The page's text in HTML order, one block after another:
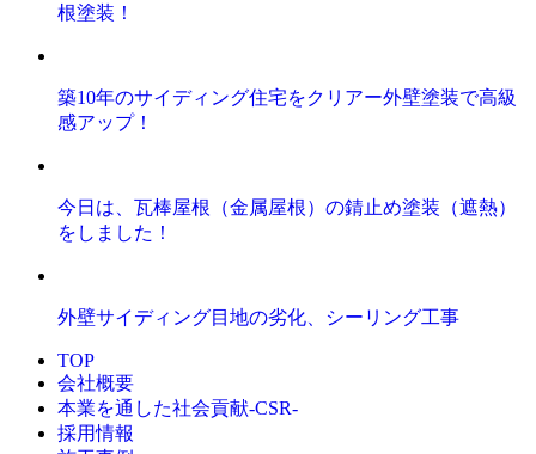
根塗装！
築10年のサイディング住宅をクリアー外壁塗装で高級
感アップ！
今日は、瓦棒屋根（金属屋根）の錆止め塗装（遮熱）
をしました！
外壁サイディング目地の劣化、シーリング工事
TOP
会社概要
本業を通した社会貢献-CSR-
採用情報